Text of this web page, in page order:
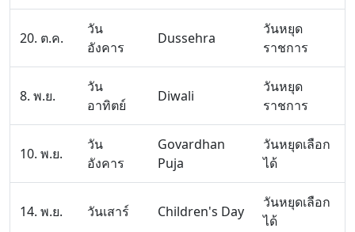
20. ต.ค.
วัน
อังคาร
Dussehra
วันหยุด
ราชการ
8. พ.ย.
วัน
อาทิตย์
Diwali
วันหยุด
ราชการ
10. พ.ย.
วัน
อังคาร
Govardhan
Puja
วันหยุดเลือก
ได้
14. พ.ย. วันเสาร์ Children's Day
วันหยุดเลือก
ได้